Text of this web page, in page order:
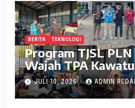
BERITA TEKNOLOGI
Program TJSL PLN
Wajah TPA
Sampah Kini
dan Lingkungan
JULI 10, 2026 ADMIN